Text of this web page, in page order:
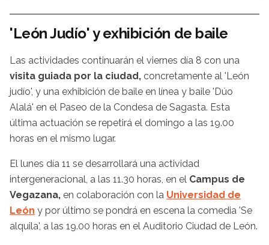
'León Judío' y exhibición de baile
Las actividades continuarán el viernes día 8 con una
visita guiada por la ciudad, concretamente al 'León
judío', y una exhibición de baile en línea y baile 'Dúo
Alalá' en el Paseo de la Condesa de Sagasta. Esta
última actuación se repetirá el domingo a las 19.00
horas en el mismo lugar.
El lunes día 11 se desarrollará una actividad
intergeneracional, a las 11.30 horas, en el Campus de
Vegazana, en colaboración con la Universidad de
León y por último se pondrá en escena la comedia 'Se
alquila', a las 19.00 horas en el Auditorio Ciudad de León.